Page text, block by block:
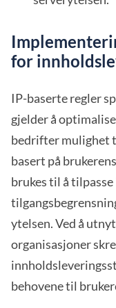
for
IP-baserte regler
gjelder å
bedrifter mulighet
basert på
brukes til å
ytelsen. Ved å
organisasjoner
behovene til